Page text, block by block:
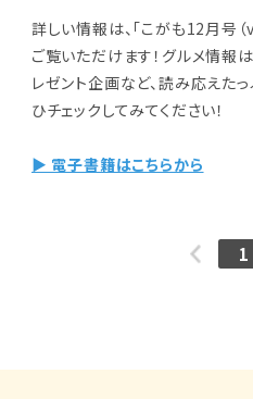
詳しい情報は、「こがも12月号
ご覧いただけます！ グルメ情報
レゼント企画など、読み応えた
ひチェックしてみてください！
▶ 電子書籍はこちらから
1